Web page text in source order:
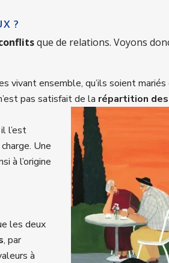
?
que de relations. Voyons
vivant ensemble, qu’ils soient mariés
pas satisfait de la répartition des
l’est
Une
à l’origine
les deux
, par
à